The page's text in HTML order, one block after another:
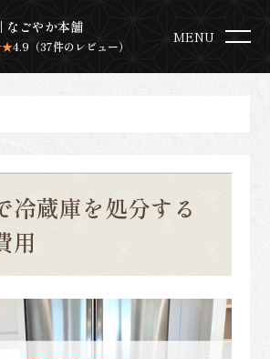
なごやか本舗
4.9（37件のレビュー）
MENU
冷蔵庫を処分する
用